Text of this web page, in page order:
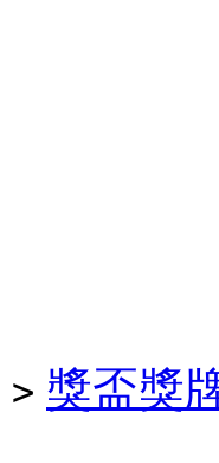
> 獎盃獎